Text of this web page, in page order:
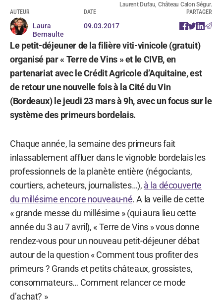
Laurent Dufau, Château Calon Ségur.
AUTEUR
Laura
Bernaulte
DATE
09.03.2017
PARTAGER
Le petit-déjeuner de la filière viti-vinicole (gratuit)
organisé par « Terre de Vins » et le CIVB, en
partenariat avec le Crédit Agricole d’Aquitaine, est
de retour une nouvelle fois à la Cité du Vin
(Bordeaux) le jeudi 23 mars à 9h, avec un focus sur le
système des primeurs bordelais.
Chaque année, la semaine des primeurs fait
inlassablement affluer dans le vignoble bordelais les
professionnels de la planète entière (négociants,
courtiers, acheteurs, journalistes…), à la découverte
du millésime encore nouveau-né. A la veille de cette
« grande messe du millésime » (qui aura lieu cette
année du 3 au 7 avril), « Terre de Vins » vous donne
rendez-vous pour un nouveau petit-déjeuner débat
autour de la question « Comment tous profiter des
primeurs ? Grands et petits châteaux, grossistes,
consommateurs… Comment relancer ce mode
d’achat? »